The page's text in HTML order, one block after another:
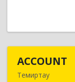
ACCOUNT
Темиртау